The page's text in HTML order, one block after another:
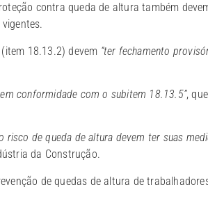
contra queda de altura também
18.13.2) devem “ter fechamento
conformidade com o subitem 18.13.5”,
risco de queda de altura devem ter suas
da Construção.
de quedas de altura de